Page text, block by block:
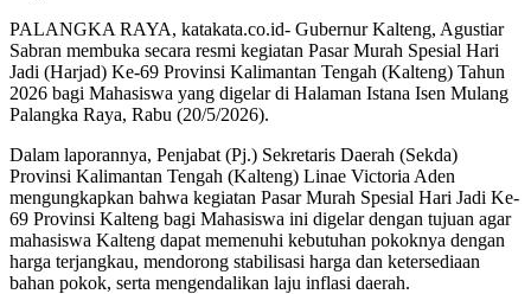
PALANGKA RAYA, katakata.co.id- Gubernur Kalteng, Agustiar
Sabran membuka secara resmi kegiatan Pasar Murah Spesial Hari
Jadi (Harjad) Ke-69 Provinsi Kalimantan Tengah (Kalteng) Tahun
2026 bagi Mahasiswa yang digelar di Halaman Istana Isen Mulang
Palangka Raya, Rabu (20/5/2026).
Dalam laporannya, Penjabat (Pj.) Sekretaris Daerah (Sekda)
Provinsi Kalimantan Tengah (Kalteng) Linae Victoria Aden
mengungkapkan bahwa kegiatan Pasar Murah Spesial Hari Jadi Ke-
69 Provinsi Kalteng bagi Mahasiswa ini digelar dengan tujuan agar
mahasiswa Kalteng dapat memenuhi kebutuhan pokoknya dengan
harga terjangkau, mendorong stabilisasi harga dan ketersediaan
bahan pokok, serta mengendalikan laju inflasi daerah.